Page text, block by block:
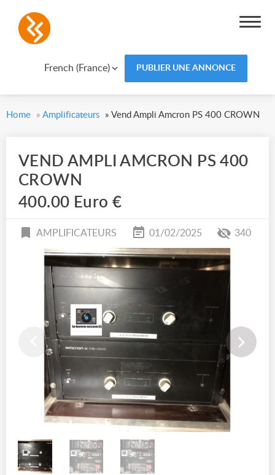
French (France) PUBLIER UNE ANNONCE
Home » Amplificateurs » Vend Ampli Amcron PS 400 CROWN
VEND AMPLI AMCRON PS 400
CROWN
400.00 Euro €
AMPLIFICATEURS 01/02/2025 340